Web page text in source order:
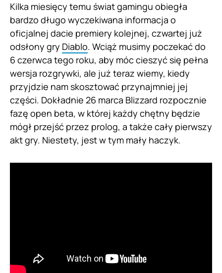
Kilka miesięcy temu świat gamingu obiegła
bardzo długo wyczekiwana informacja o
oficjalnej dacie premiery kolejnej, czwartej już
odsłony gry Diablo. Wciąż musimy poczekać do
6 czerwca tego roku, aby móc cieszyć się pełna
wersja rozgrywki, ale już teraz wiemy, kiedy
przyjdzie nam skosztować przynajmniej jej
części. Dokładnie 26 marca Blizzard rozpocznie
fazę open beta, w której każdy chętny będzie
mógł przejść przez prolog, a także cały pierwszy
akt gry. Niestety, jest w tym mały haczyk.